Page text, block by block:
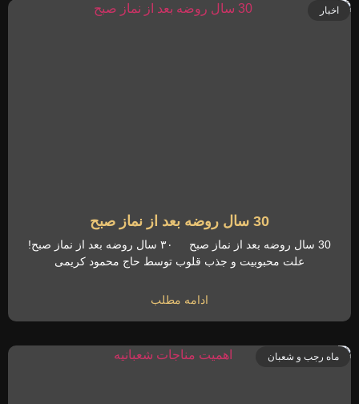
اخبار
30 سال روضه بعد از نماز صبح
30 سال روضه بعد از نماز صبح ۳۰ سال روضه بعد از نماز صبح!
علت محبوبیت و جذب قلوب توسط حاج محمود کریمی
ادامه مطلب
ماه رجب و شعبان